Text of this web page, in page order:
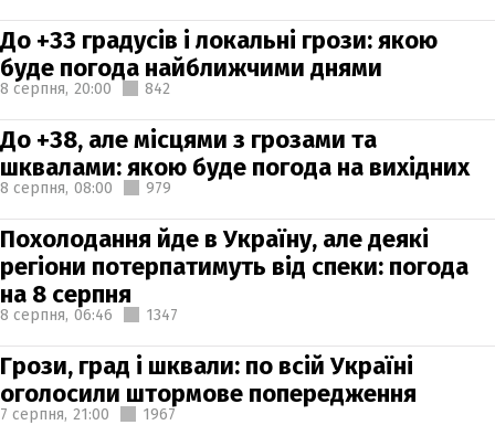
До +33 градусів і локальні грози: якою
буде погода найближчими днями
8 серпня, 20:00 842
До +38, але місцями з грозами та
шквалами: якою буде погода на вихідних
8 серпня, 08:00 979
Похолодання йде в Україну, але деякі
регіони потерпатимуть від спеки: погода
на 8 серпня
8 серпня, 06:46 1347
Грози, град і шквали: по всій Україні
оголосили штормове попередження
7 серпня, 21:00 1967